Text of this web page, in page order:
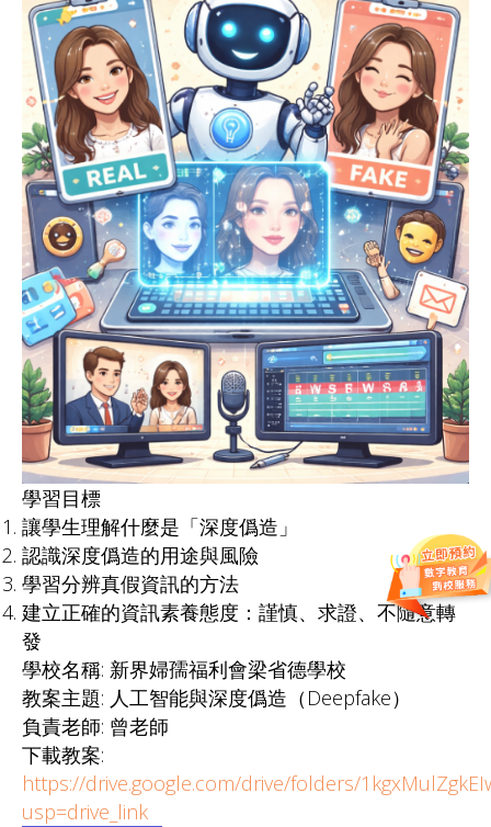
學習目標
讓學生理解什麼是「深度僞造」
認識深度僞造的用途與風險
學習分辨真假資訊的方法
建立正確的資訊素養態度：謹慎、求證、不隨意轉
發
學校名稱: 新界婦孺福利會梁省德學校
教案主題: 人工智能與深度僞造（Deepfake）
負責老師: 曾老師
下載教案:
https://drive.google.com/drive/folders/
usp=drive_link